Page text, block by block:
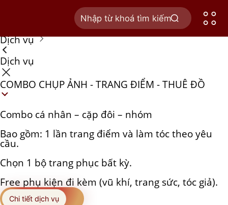
Dịch vụ
Dịch vụ
COMBO CHỤP ẢNH - TRANG ĐIỂM - THUÊ ĐỒ
Combo cá nhân – cặp đôi – nhóm
Bao gồm: 1 lần trang điểm và làm tóc theo yêu
cầu.
Chọn 1 bộ trang phục bất kỳ.
Free phụ kiện đi kèm (vũ khí, trang sức, tóc giả).
Chi tiết dịch vụ